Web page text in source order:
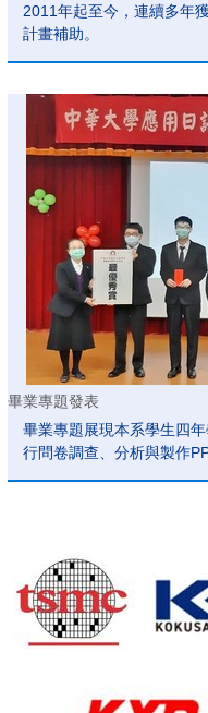
2011年起至今，連續多年
計畫補助。
畢業專題發表
畢業專題展現本系學生四
行問卷調查、分析與製作